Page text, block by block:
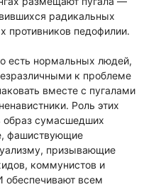
радикальных
противников педофилии.
есть нормальных людей,
к проблеме
вместе с пугалами
Роль этих
образ сумасшедших
фашиствующие
призывающие
коммунистов и
обеспечивают всем